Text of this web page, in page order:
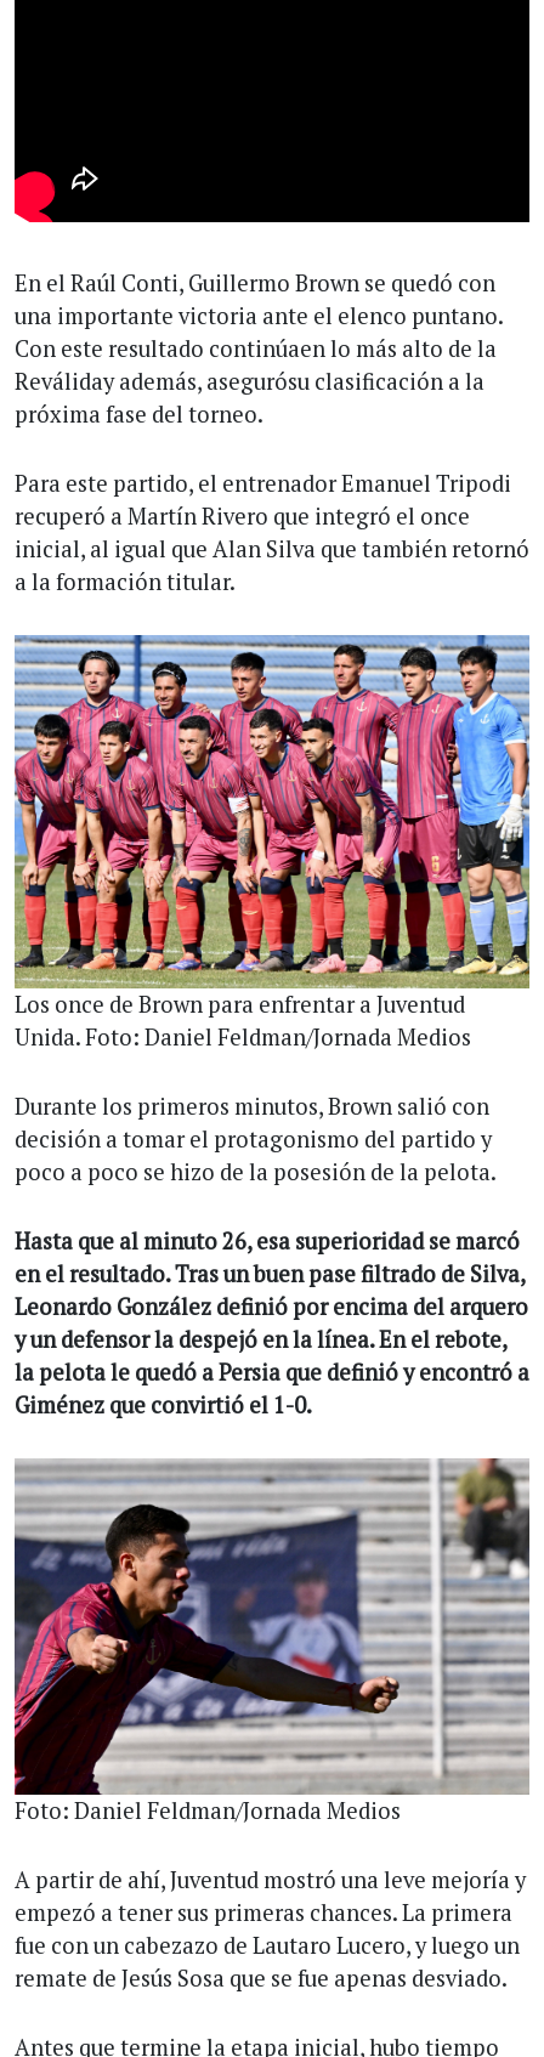
En el Raúl Conti, Guillermo Brown se quedó con
una importante victoria ante el elenco puntano.
Con este resultado continúaen lo más alto de la
Reváliday además, asegurósu clasificación a la
próxima fase del torneo.
Para este partido, el entrenador Emanuel Tripodi
recuperó a Martín Rivero que integró el once
inicial, al igual que Alan Silva que también retornó
a la formación titular.
Los once de Brown para enfrentar a Juventud
Unida. Foto: Daniel Feldman/Jornada Medios
Durante los primeros minutos, Brown salió con
decisión a tomar el protagonismo del partido y
poco a poco se hizo de la posesión de la pelota.
Hasta que al minuto 26, esa superioridad se marcó
en el resultado. Tras un buen pase filtrado de Silva,
Leonardo González definió por encima del arquero
y un defensor la despejó en la línea. En el rebote,
la pelota le quedó a Persia que definió y encontró a
Giménez que convirtió el 1-0.
Foto: Daniel Feldman/Jornada Medios
A partir de ahí, Juventud mostró una leve mejoría y
empezó a tener sus primeras chances. La primera
fue con un cabezazo de Lautaro Lucero, y luego un
remate de Jesús Sosa que se fue apenas desviado.
Antes que termine la etapa inicial, hubo tiempo